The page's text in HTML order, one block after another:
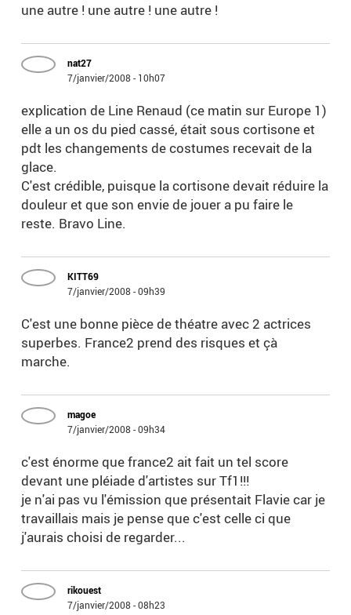
une autre ! une autre ! une autre !
nat27
7/janvier/2008 - 10h07
explication de Line Renaud (ce matin sur Europe 1)
elle a un os du pied cassé, était sous cortisone et
pdt les changements de costumes recevait de la
glace.
C'est crédible, puisque la cortisone devait réduire la
douleur et que son envie de jouer a pu faire le
reste. Bravo Line.
KITT69
7/janvier/2008 - 09h39
C'est une bonne pièce de théatre avec 2 actrices
superbes. France2 prend des risques et çà
marche.
magoe
7/janvier/2008 - 09h34
c'est énorme que france2 ait fait un tel score
devant une pléiade d'artistes sur Tf1!!!
je n'ai pas vu l'émission que présentait Flavie car je
travaillais mais je pense que c'est celle ci que
j'aurais choisi de regarder...
rikouest
7/janvier/2008 - 08h23